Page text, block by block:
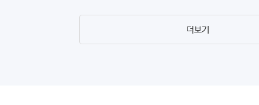
더보기